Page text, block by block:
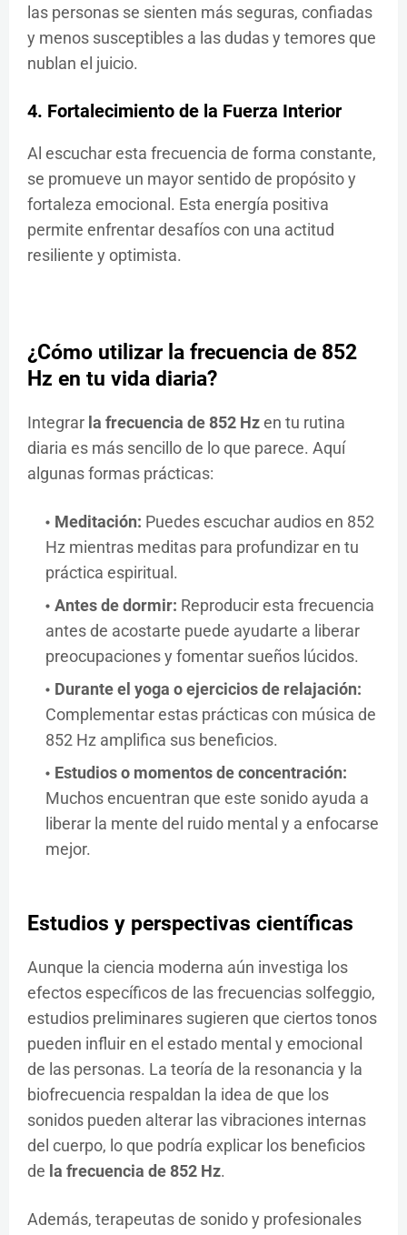
las personas se sienten más seguras, confiadas
y menos susceptibles a las dudas y temores que
nublan el juicio.
4. Fortalecimiento de la Fuerza Interior
Al escuchar esta frecuencia de forma constante,
se promueve un mayor sentido de propósito y
fortaleza emocional. Esta energía positiva
permite enfrentar desafíos con una actitud
resiliente y optimista.
¿Cómo utilizar la frecuencia de 852
Hz en tu vida diaria?
Integrar la frecuencia de 852 Hzen tu rutina
diaria es más sencillo de lo que parece. Aquí
algunas formas prácticas:
Meditación: Puedes escuchar audios en 852
Hz mientras meditas para profundizar en tu
práctica espiritual.
Antes de dormir: Reproducir esta frecuencia
antes de acostarte puede ayudarte a liberar
preocupaciones y fomentar sueños lúcidos.
Durante el yoga o ejercicios de relajación:
Complementar estas prácticas con música de
852 Hz amplifica sus beneficios.
Estudios o momentos de concentración:
Muchos encuentran que este sonido ayuda a
liberar la mente del ruido mental y a enfocarse
mejor.
Estudios y perspectivas científicas
Aunque la ciencia moderna aún investiga los
efectos específicos de las frecuencias solfeggio,
estudios preliminares sugieren que ciertos tonos
pueden influir en el estado mental y emocional
de las personas. La teoría de la resonancia y la
biofrecuencia respaldan la idea de que los
sonidos pueden alterar las vibraciones internas
del cuerpo, lo que podría explicar los beneficios
de la frecuencia de 852 Hz.
Además, terapeutas de sonido y profesionales